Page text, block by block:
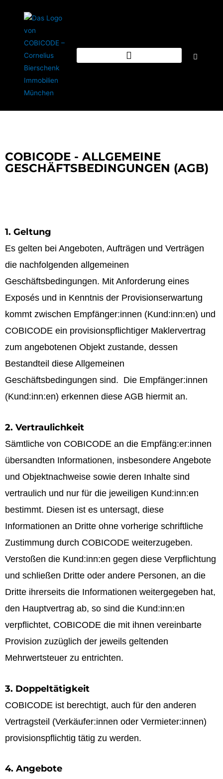
COBICODE - ALLGEMEINE
GESCHÄFTSBEDINGUNGEN (AGB)
1. Geltung
Es gelten bei Angeboten, Aufträgen und Verträgen
die nachfolgenden allgemeinen
Geschäftsbedingungen. Mit Anforderung eines
Exposés und in Kenntnis der Provisionserwartung
kommt zwischen Empfänger:innen (Kund:inn:en) und
COBICODE ein provisionspflichtiger Maklervertrag
zum angebotenen Objekt zustande, dessen
Bestandteil diese Allgemeinen
Geschäftsbedingungen sind. Die Empfänger:innen
(Kund:inn:en) erkennen diese AGB hiermit an.
2. Vertraulichkeit
Sämtliche von COBICODE an die Empfäng:er:innen
übersandten Informationen, insbesondere Angebote
und Objektnachweise sowie deren Inhalte sind
vertraulich und nur für die jeweiligen Kund:inn:en
bestimmt. Diesen ist es untersagt, diese
Informationen an Dritte ohne vorherige schriftliche
Zustimmung durch COBICODE weiterzugeben.
Verstoßen die Kund:inn:en gegen diese Verpflichtung
und schließen Dritte oder andere Personen, an die
Dritte ihrerseits die Informationen weitergegeben hat,
den Hauptvertrag ab, so sind die Kund:inn:en
verpflichtet, COBICODE die mit ihnen vereinbarte
Provision zuzüglich der jeweils geltenden
Mehrwertsteuer zu entrichten.
3. Doppeltätigkeit
COBICODE ist berechtigt, auch für den anderen
Vertragsteil (Verkäufer:innen oder Vermieter:innen)
provisionspflichtig tätig zu werden.
4. Angebote